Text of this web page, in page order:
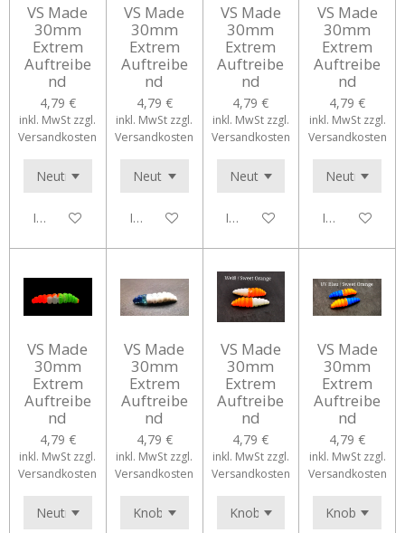
VS Made
30mm
Extrem
Auftreibe
nd
4,79 €
inkl. MwSt zzgl.
Versandkosten
In den Warenkorb
VS Made
30mm
Extrem
Auftreibe
nd
4,79 €
inkl. MwSt zzgl.
Versandkosten
In den Warenkorb
VS Made
30mm
Extrem
Auftreibe
nd
4,79 €
inkl. MwSt zzgl.
Versandkosten
In den Warenkorb
VS Made
30mm
Extrem
Auftreibe
nd
4,79 €
inkl. MwSt zzgl.
Versandkosten
In den
VS Made
30mm
Extrem
Auftreibe
nd
4,79 €
inkl. MwSt zzgl.
Versandkosten
VS Made
30mm
Extrem
Auftreibe
nd
4,79 €
inkl. MwSt zzgl.
Versandkosten
VS Made
30mm
Extrem
Auftreibe
nd
4,79 €
inkl. MwSt zzgl.
Versandkosten
VS Made
30mm
Extrem
Auftreibe
nd
4,79 €
inkl. MwSt zzgl.
Versandkosten